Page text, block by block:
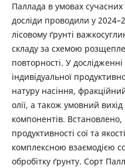
Паллада в умовах
досліди проводили у
лісовому ґрунті
складу за схемою
повторності. У
індивідуальної
натуру насіння,
олії, а також умовний
компонентів.
продуктивності сої та
комплексною взаємодією
обробітку ґрунту. Сорт